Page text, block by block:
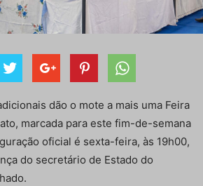
dão o mote a mais uma Feira
marcada para este fim-de-semana
oficial é sexta-feira, às 19h00,
do secretário de Estado do